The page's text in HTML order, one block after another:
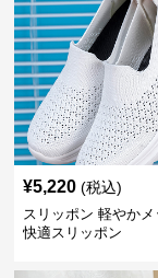
¥5,220 (税込)
スリッポン 軽やか
快適スリッポン